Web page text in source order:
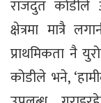
राजदुत कोडीले
क्षेत्रमा मात्रै
प्राथमिकता नै
कोडीले भने,